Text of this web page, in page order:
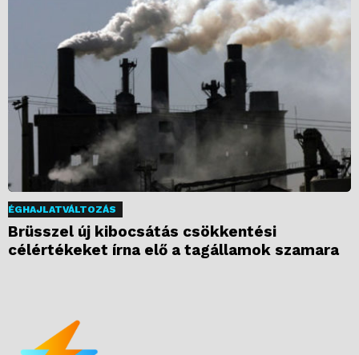
ÉGHAJLATVÁLTOZÁS
Brüsszel új kibocsátás csökkentési
célértékeket írna elő a tagállamok szamara